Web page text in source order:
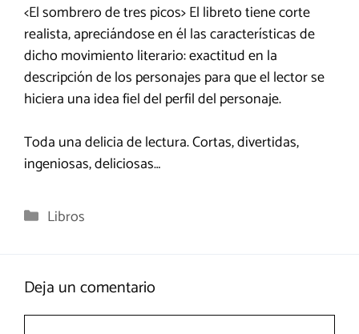
<El sombrero de tres picos> El libreto tiene corte
realista, apreciándose en él las características de
dicho movimiento literario: exactitud en la
descripción de los personajes para que el lector se
hiciera una idea fiel del perfil del personaje.
Toda una delicia de lectura. Cortas, divertidas,
ingeniosas, deliciosas…
Categorías
Libros
Deja un comentario